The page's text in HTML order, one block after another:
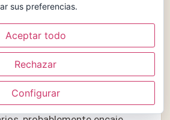
de revisar Aleister Crowley
es imaginar tres tiradas
personal, una consulta de
más simbólica. Si
Tarot responde bien en
sus preferencias.
Aceptar todo
Rechazar
Configurar